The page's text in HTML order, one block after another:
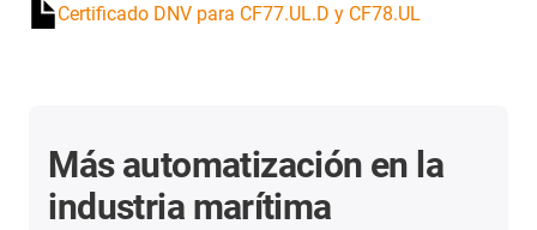
Certificado DNV para CF77.UL.D y CF78.UL
Más automatización en la
industria marítima